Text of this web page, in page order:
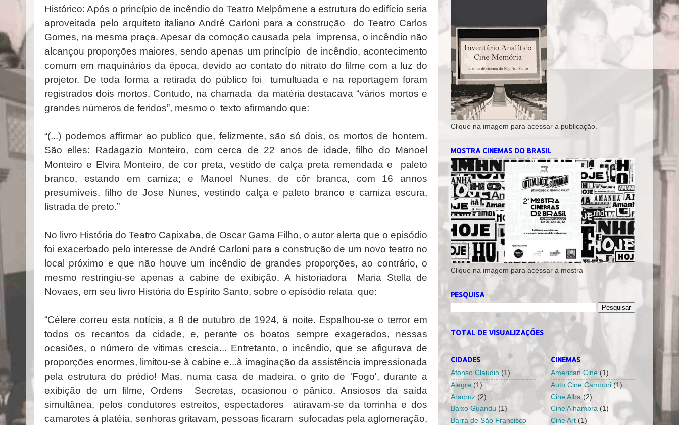
Histórico: Após o princípio de incêndio do Teatro Melpômene a estrutura do edifício seria
aproveitada pelo arquiteto italiano André Carloni para a construção do Teatro Carlos
Gomes, na mesma praça. Apesar da comoção causada pela imprensa, o incêndio não
alcançou proporções maiores, sendo apenas um princípio de incêndio, acontecimento
comum em maquinários da época, devido ao contato do nitrato do filme com a luz do
projetor. De toda forma a retirada do público foi tumultuada e na reportagem foram
registrados dois mortos. Contudo, na chamada da matéria destacava “vários mortos e
grandes números de feridos”, mesmo o texto afirmando que:
“(...) podemos affirmar ao publico que, felizmente, são só dois, os mortos de hontem.
São elles: Radagazio Monteiro, com cerca de 22 anos de idade, filho do Manoel
Monteiro e Elvira Monteiro, de cor preta, vestido de calça preta remendada e paleto
branco, estando em camiza; e Manoel Nunes, de côr branca, com 16 annos
presumíveis, filho de Jose Nunes, vestindo calça e paleto branco e camiza escura,
listrada de preto.”
No livro História do Teatro Capixaba, de Oscar Gama Filho, o autor alerta que o episódio
foi exacerbado pelo interesse de André Carloni para a construção de um novo teatro no
local próximo e que não houve um incêndio de grandes proporções, ao contrário, o
mesmo restringiu-se apenas a cabine de exibição. A historiadora Maria Stella de
Novaes, em seu livro História do Espírito Santo, sobre o episódio relata que:
“Célere correu esta notícia, a 8 de outubro de 1924, à noite. Espalhou-se o terror em
todos os recantos da cidade, e, perante os boatos sempre exagerados, nessas
ocasiões, o número de vitimas crescia... Entretanto, o incêndio, que se afigurava de
proporções enormes, limitou-se à cabine e...à imaginação da assistência impressionada
pela estrutura do prédio! Mas, numa casa de madeira, o grito de 'Fogo', durante a
exibição de um filme, Ordens Secretas, ocasionou o pânico. Ansiosos da saída
simultânea, pelos condutores estreitos, espectadores atiravam-se da torrinha e dos
camarotes à platéia, senhoras gritavam, pessoas ficaram sufocadas pela aglomeração,
Clique na imagem para acessar a publicação.
MOSTRA CINEMAS DO BRASIL
Clique na imagem para acessar a mostra
PESQUISA
TOTAL DE VISUALIZAÇÕES
CIDADES
Afonso Claudio (1)
Alegre (1)
Aracruz (2)
Baixo Guandu (1)
Barra de São Francisco
CINEMAS
American Cine (1)
Auto Cine Camburi (1)
Cine Alba (2)
Cine Alhambra (1)
Cine Art (1)